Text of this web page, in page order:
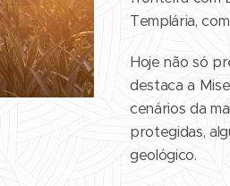
Templária,
Hoje não só
destaca a
cenários da
protegidas,
geológico.